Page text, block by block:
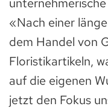
«Nach einer
dem Handel von
Floristikartikeln,
auf die eigenen
jetzt den Fokus